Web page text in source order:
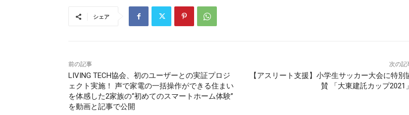
シェア
前の記事
LIVING TECH協会、初のユーザーとの実証プロジ
ェクト実施！ 声で家電の一括操作ができる住まい
を体感した2家族の“初めてのスマートホーム体験”
を動画と記事で公開
次の記
【アスリート支援】小学生サッカー大会に特別
賛 「大東建託カップ2021」